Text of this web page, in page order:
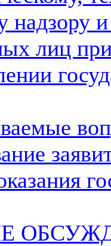
надзору
лиц